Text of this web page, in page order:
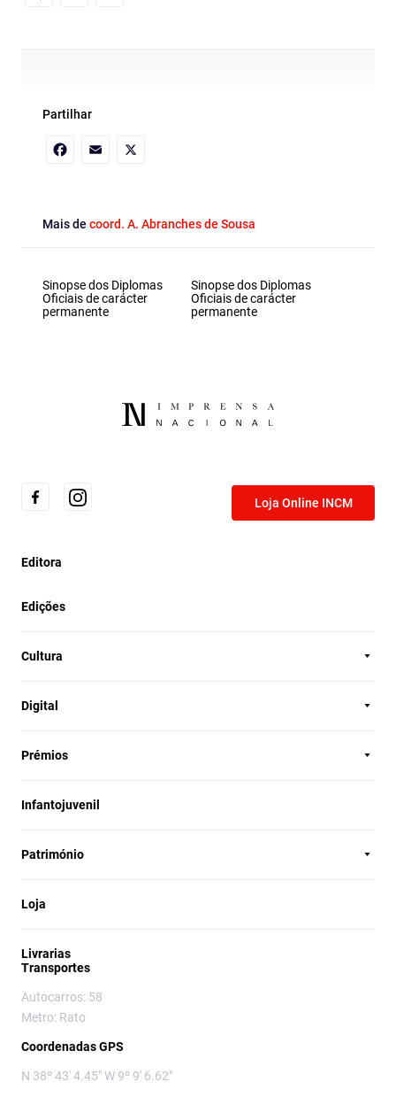
Partilhar
Mais de coord. A. Abranches de Sousa
Sinopse dos Diplomas
Oficiais de carácter
permanente
Sinopse dos Diplomas
Oficiais de carácter
permanente
Loja Online INCM
Editora
Edições
Cultura
Digital
Prémios
Infantojuvenil
Património
Loja
Livrarias
Transportes
Autocarros: 58
Metro: Rato
Coordenadas GPS
N 38º 43' 4.45" W 9º 9' 6.62"